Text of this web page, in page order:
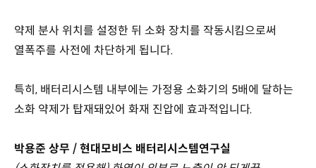
약제 분사 위치를 설정한 뒤 소화 장치를 작동시킴으로써
열폭주를 사전에 차단하게 됩니다.
특히, 배터리시스템 내부에는 가정용 소화기의 5배에 달하는
소화 약제가 탑재돼있어 화재 진압에 효과적입니다.
박용준 상무 / 현대모비스 배터리시스템연구실